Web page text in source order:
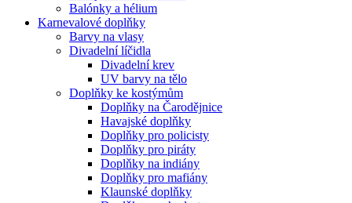
Balónky a hélium
Karnevalové doplňky
Barvy na vlasy
Divadelní líčidla
Divadelní krev
UV barvy na tělo
Doplňky ke kostýmům
Doplňky na Čarodějnice
Havajské doplňky
Doplňky pro policisty
Doplňky pro piráty
Doplňky na indiány
Doplňky pro mafiány
Klaunské doplňky